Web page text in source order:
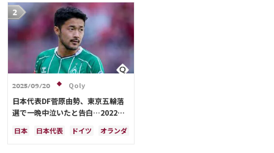
2025/09/20 Qoly
日本代表DF菅原由勢、東京五輪落
選で一晩中泣いたと告白…2022年
く「受け入れるのは難しかった」
日本 日本代表 ドイツ オランダ